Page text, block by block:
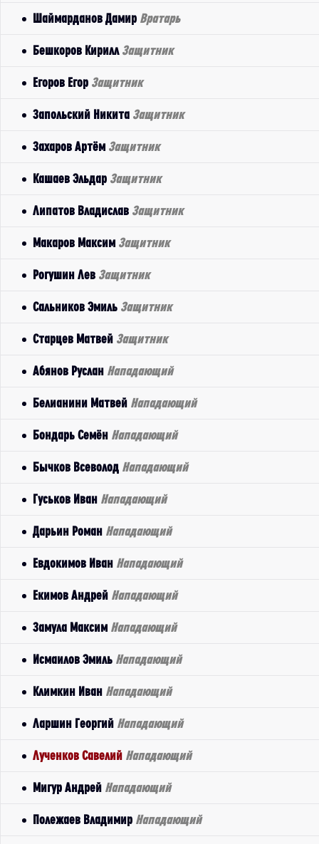
Шаймарданов Дамир Вратарь
Бешкоров Кирилл Защитник
Егоров Егор Защитник
Запольский Никита Защитник
Захаров Артём Защитник
Кашаев Эльдар Защитник
Липатов Владислав Защитник
Макаров Максим Защитник
Рогушин Лев Защитник
Сальников Эмиль Защитник
Старцев Матвей Защитник
Абянов Руслан Нападающий
Белианини Матвей Нападающий
Бондарь Семён Нападающий
Бычков Всеволод Нападающий
Гуськов Иван Нападающий
Дарьин Роман Нападающий
Евдокимов Иван Нападающий
Екимов Андрей Нападающий
Замула Максим Нападающий
Исмаилов Эмиль Нападающий
Климкин Иван Нападающий
Ларшин Георгий Нападающий
Лученков Савелий Нападающий
Мигур Андрей Нападающий
Полежаев Владимир Нападающий